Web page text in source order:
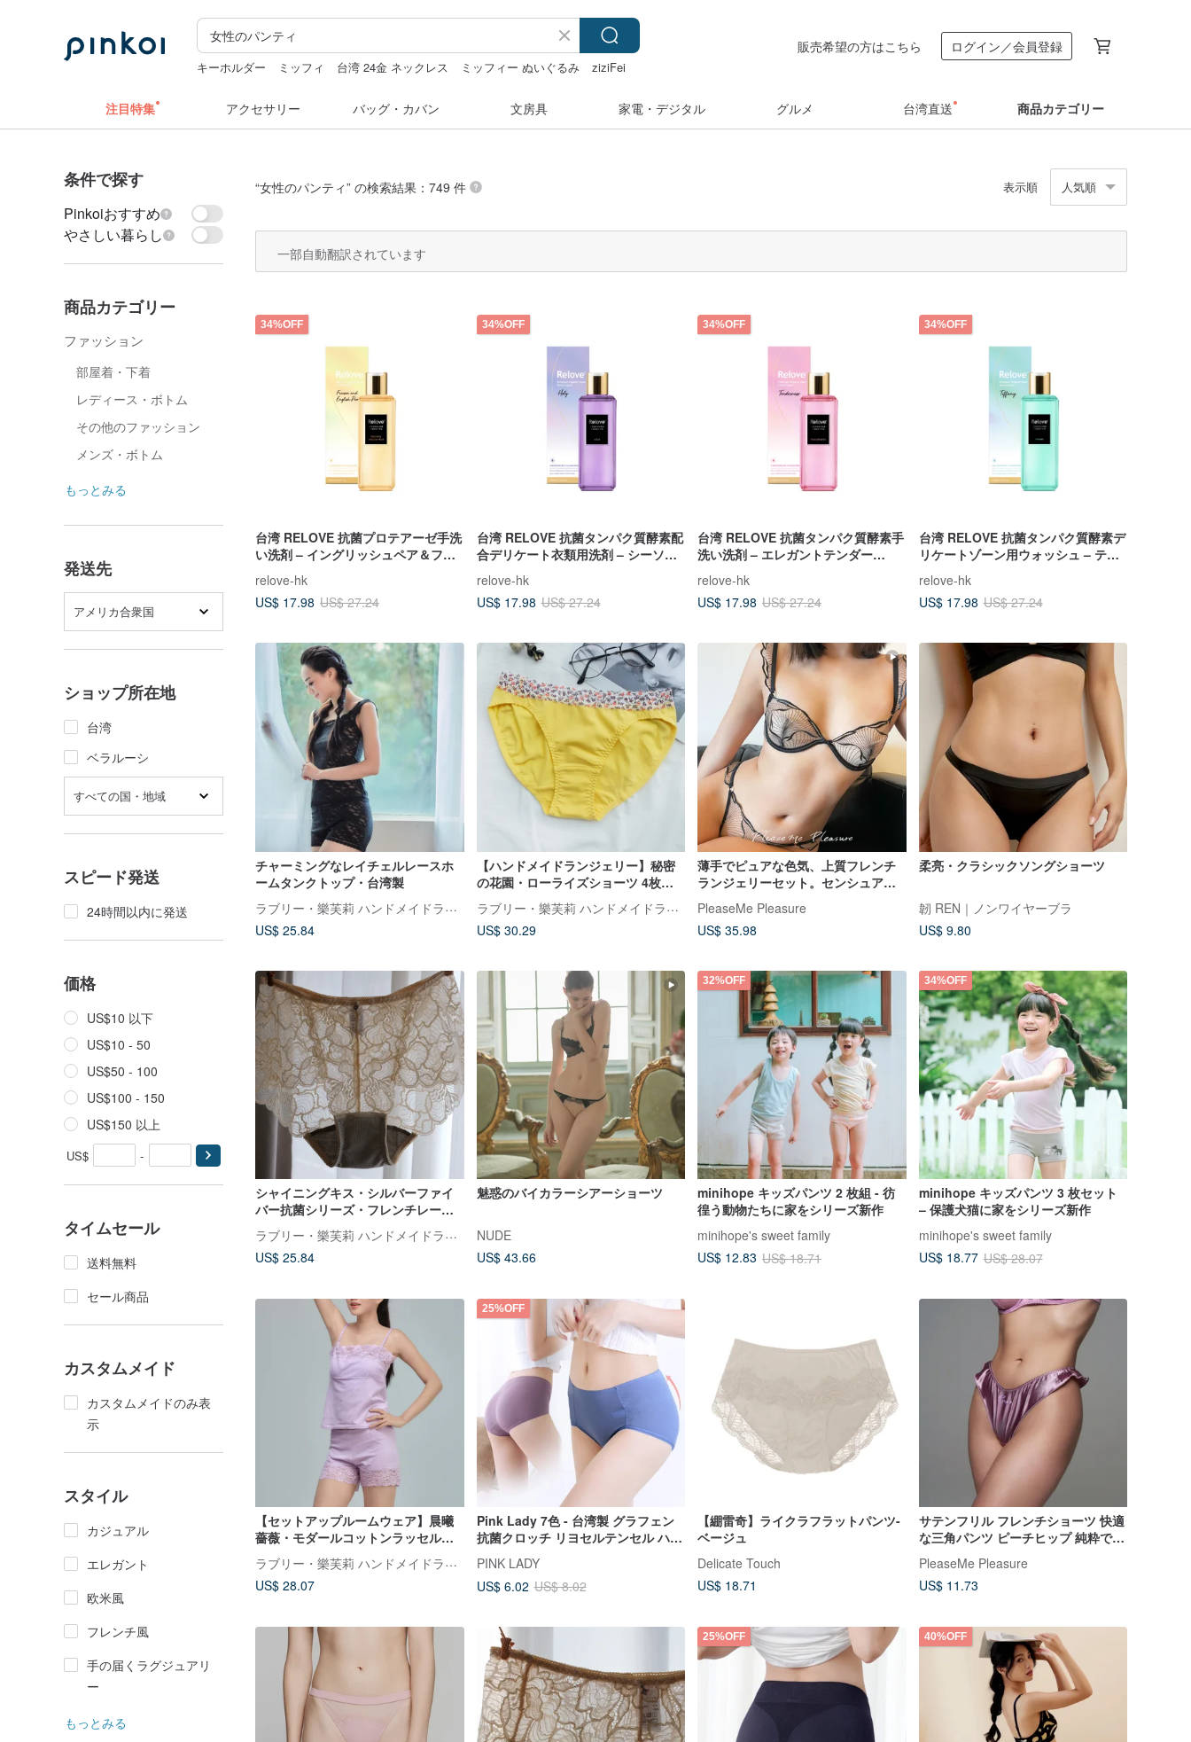
キーホルダー ミッフィ 台湾 24金 ネックレス ミッフィー ぬいぐるみ
ziziFei
販売希望の方はこちら ログイン／会員登録
注目特集 アクセサリー バッグ・カバン 文房具 家電・デジタル グルメ 台湾直送 商品カテゴリー
条件で探す
Pinkoiおすすめ
やさしい暮らし
商品カテゴリー
ファッション
部屋着・下着
レディース・ボトム
その他のファッション
メンズ・ボトム
もっとみる
発送先
アメリカ合衆国
ショップ所在地
台湾
ベラルーシ
すべての国・地域
スピード発送
24時間以内に発送
価格
US$10 以下
US$10 - 50
US$50 - 100
US$100 - 150
US$150 以上
US$ -
タイムセール
送料無料
セール商品
カスタムメイド
カスタムメイドのみ表
示
スタイル
カジュアル
エレガント
欧米風
フレンチ風
手の届くラグジュアリ
ー
もっとみる
“女性のパンティ” の検索結果：749 件 表示順 人気順
一部自動翻訳されています
34%OFF
台湾 RELOVE 抗菌プロテアーゼ手洗
い洗剤 – イングリッシュペア＆フリ
relove-hk
US$ 17.98 US$ 27.24
34%OFF
台湾 RELOVE 抗菌タンパク質酵素配
合デリケート衣類用洗剤 – シーソル
relove-hk
US$ 17.98 US$ 27.24
34%OFF
台湾 RELOVE 抗菌タンパク質酵素手
洗い洗剤 – エレガントテンダー
relove-hk
US$ 17.98 US$ 27.24
34%OFF
台湾 RELOVE 抗菌タンパク質酵素デ
リケートゾーン用ウォッシュ – ティ
relove-hk
US$ 17.98 US$ 27.24
チャーミングなレイチェルレースホ
ームタンクトップ・台湾製
ラブリー・樂芙莉 ハンドメイドランジェリー
US$ 25.84
【ハンドメイドランジェリー】秘密
の花園・ローライズショーツ 4枚セ
ット・台湾製
ラブリー・樂芙莉 ハンドメイドランジェリー
US$ 30.29
薄手でピュアな色気、上質フレンチ
ランジェリーセット。センシュアル
ャー。
PleaseMe Pleasure
US$ 35.98
柔亮・クラシックソングショーツ
韌 REN｜ノンワイヤーブラ
US$ 9.80
シャイニングキス・シルバーファイ
バー抗菌シリーズ・フレンチレース
ミッドウエストボクサー・台湾製
ラブリー・樂芙莉 ハンドメイドランジェリー
US$ 25.84
魅惑のバイカラーシアーショーツ
NUDE
US$ 43.66
32%OFF
minihope キッズパンツ 2 枚組 - 彷
徨う動物たちに家をシリーズ新作
minihope's sweet family
US$ 12.83 US$ 18.71
34%OFF
minihope キッズパンツ 3 枚セット
– 保護犬猫に家をシリーズ新作
minihope's sweet family
US$ 18.77 US$ 28.07
【セットアップルームウェア】晨曦
薔薇・モダールコットンラッセルレ
ース快適キャミソール・台湾製
ラブリー・樂芙莉 ハンドメイドランジェリー
US$ 28.07
25%OFF
Pink Lady 7色 - 台湾製 グラフェン
抗菌クロッチ リヨセルテンセル ハイ
ウエストヒップアップショーツ
PINK LADY
US$ 6.02 US$ 8.02
【綳雷奇】ライクラフラットパンツ-
ベージュ
Delicate Touch
US$ 18.71
サテンフリル フレンチショーツ 快適
な三角パンツ ピーチヒップ 純粋で色
っぽい 通気性抜群のTバック セクシ
ー
PleaseMe Pleasure
US$ 11.73
25%OFF 40%OFF